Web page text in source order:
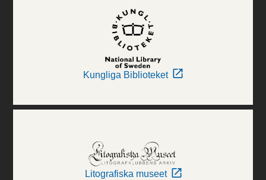
Kungliga Biblioteket
Litografiska museet